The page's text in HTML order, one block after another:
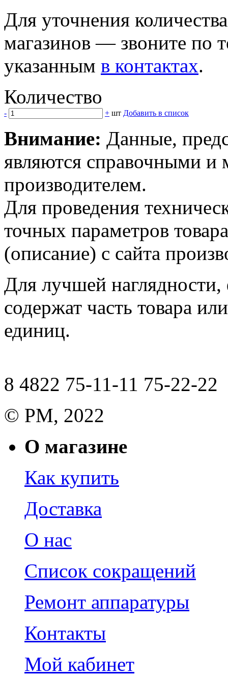
Для уточнения
магазинов — звоните по
указанным в контактах.
Количество
- + шт Добавить в список
Внимание: Данные,
являются справочными и
производителем.
Для проведения
точных параметров
(описание) с сайта
Для лучшей наглядности,
содержат часть товара
единиц.
8 4822 75-11-11 75-22-22
© РМ, 2022
О магазине
Как купить
Доставка
О нас
Список сокращений
Ремонт аппаратуры
Контакты
Мой кабинет